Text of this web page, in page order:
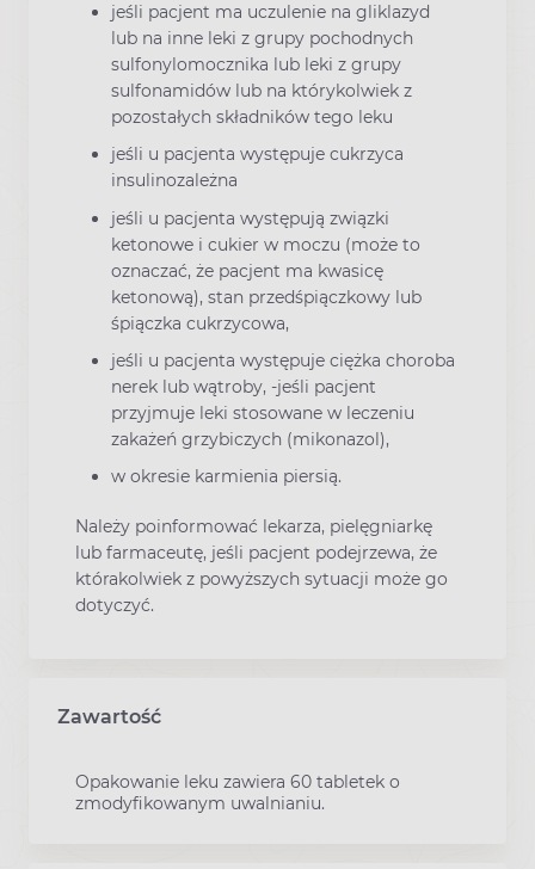
jeśli pacjent ma uczulenie na gliklazyd
lub na inne leki z grupy pochodnych
sulfonylomocznika lub leki z grupy
sulfonamidów lub na którykolwiek z
pozostałych składników tego leku
jeśli u pacjenta występuje cukrzyca
insulinozależna
jeśli u pacjenta występują związki
ketonowe i cukier w moczu (może to
oznaczać, że pacjent ma kwasicę
ketonową), stan przedśpiączkowy lub
śpiączka cukrzycowa,
jeśli u pacjenta występuje ciężka choroba
nerek lub wątroby, -jeśli pacjent
przyjmuje leki stosowane w leczeniu
zakażeń grzybiczych (mikonazol),
w okresie karmienia piersią.
Należy poinformować lekarza, pielęgniarkę
lub farmaceutę, jeśli pacjent podejrzewa, że
którakolwiek z powyższych sytuacji może go
dotyczyć.
Zawartość
Opakowanie leku zawiera 60 tabletek o
zmodyfikowanym uwalnianiu.